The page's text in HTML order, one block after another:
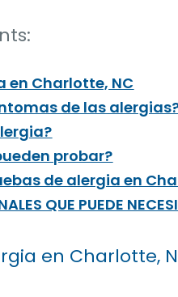
en Charlotte, NC
de las
probar?
de alergia en
QUE PUEDE
en Charlotte,